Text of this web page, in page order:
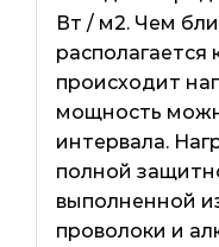
Вт / м2. Чем
располагается
происходит
мощность
интервала.
полной
выполненной
проволоки и